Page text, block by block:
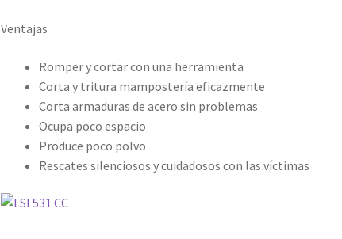
Ventajas
Romper y cortar con una herramienta
Corta y tritura mampostería eficazmente
Corta armaduras de acero sin problemas
Ocupa poco espacio
Produce poco polvo
Rescates silenciosos y cuidadosos con las víctimas